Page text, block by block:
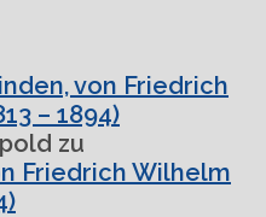
von Friedrich
– 1894)
zu
Friedrich Wilhelm